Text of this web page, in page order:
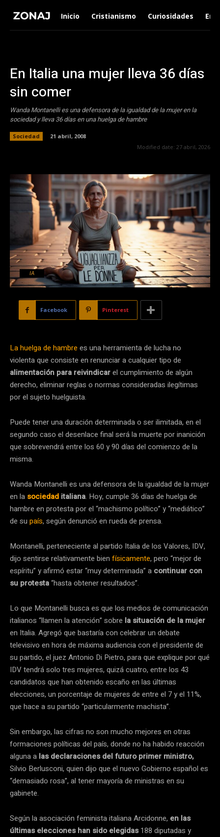
Inicio Cristianismo Curiosidades
En Italia una mujer lleva 36 días
sin comer
Wanda Montanelli es una defensora de la igualdad de la mujer en la
sociedad y lleva 36 días en una huelga de hambre
Sociedad
21 abril, 2008
Modified date: 27 abril, 2026
IA
Facebook Pinterest
La huelga de hambre es una herramienta de lucha no
violenta que consiste en renunciar a cualquier tipo de
alimentación para reivindicarel cumplimiento de algún
derecho, eliminar reglas o normas consideradas ilegítimas
por el sujeto huelguista.
Puede tener una duración determinada o ser ilimitada, en el
segundo caso el desenlace final será la muerte por inanición
que sobrevendrá entre los 60 y 90 días del comienzo de la
misma.
Wanda Montanelli es una defensora de la igualdad de la mujer
en la sociedad italiana. Hoy, cumple 36 días de huelga de
hambre en protesta por el “machismo político” y “mediático”
de su país, según denunció en rueda de prensa.
Montanelli, perteneciente al partido Italia de los Valores, IDV,
dijo sentirse relativamente bien físicamente, pero “mejor de
espíritu” y afirmó estar “muy determinada” a continuar con
su protesta“hasta obtener resultados”.
Lo que Montanelli busca es que los medios de comunicación
italianos “llamen la atención” sobre la situación de la mujer
en Italia. Agregó que bastaría con celebrar un debate
televisivo en hora de máxima audiencia con el presidente de
su partido, el juez Antonio Di Pietro, para que explique por qué
IDV tendrá solo tres mujeres, quizá cuatro, entre los 43
candidatos que han obtenido escaño en las últimas
elecciones, un porcentaje de mujeres de entre el 7 y el 11%,
que hace a su partido “particularmente machista”.
Sin embargo, las cifras no son mucho mejores en otras
formaciones políticas del país, donde no ha habido reacción
alguna a las declaraciones del futuro primer ministro,
Silvio Berlusconi, quien dijo que el nuevo Gobierno español es
“demasiado rosa”, al tener mayoría de ministras en su
gabinete.
Según la asociación feminista italiana Arcidonne, en las
últimas elecciones han sido elegidas188 diputadas y